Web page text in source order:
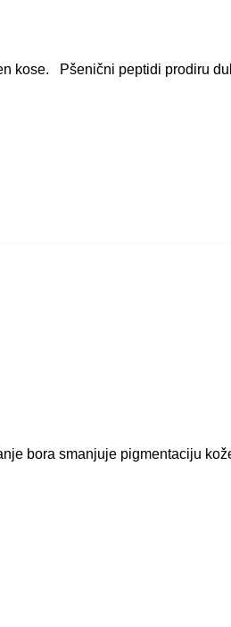
kose. Pšenični peptidi prodiru
bora smanjuje pigmentaciju